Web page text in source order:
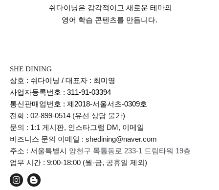
쉬다이닝은 감각적이고 새로운 테마의
영어 학습 콘텐츠를 만듭니다.
SHE DINING
상호 : 쉬다이닝 / 대표자 : 최미영
사업자등록번호 : 311-91-03394
통신판매업번호 : 제2018-서울서초-0309호
전화 : 02-899-0514 (유선 상담 불가)
문의 : 1:1 게시판, 인스타그램 DM, 이메일
비즈니스 문의 이메일 : shedining@naver.com
주소 : 서울특별시 양천구 목동동로 233-1 드림타워 19층
업무 시간 : 9:00-18:00 (월-금, 공휴일 제외)